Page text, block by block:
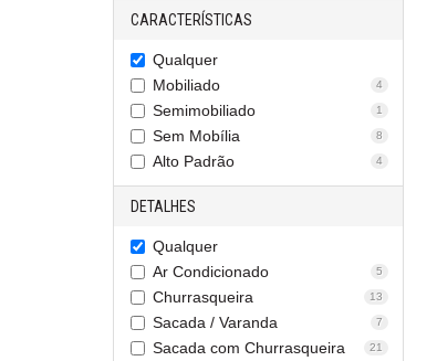
CARACTERÍSTICAS
Qualquer
Mobiliado
4
Semimobiliado 1
Sem Mobília 8
Alto Padrão 4
DETALHES
Qualquer
Ar Condicionado
5
Churrasqueira 13
Sacada / Varanda 7
Sacada com Churrasqueira 21